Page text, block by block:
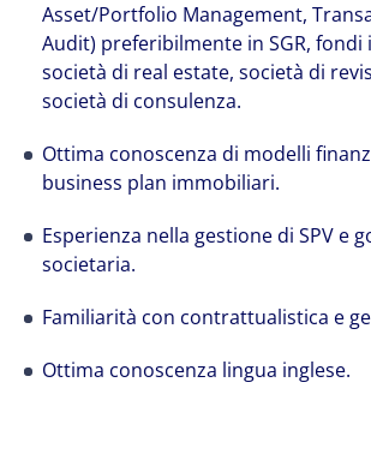
Asset/Portfolio Management,
Audit) preferibilmente in SGR,
società di real estate, società di
società di consulenza.
Ottima conoscenza di modelli
business plan immobiliari.
Esperienza nella gestione di SPV e
societaria.
Familiarità con contrattualistica e
Ottima conoscenza lingua inglese.